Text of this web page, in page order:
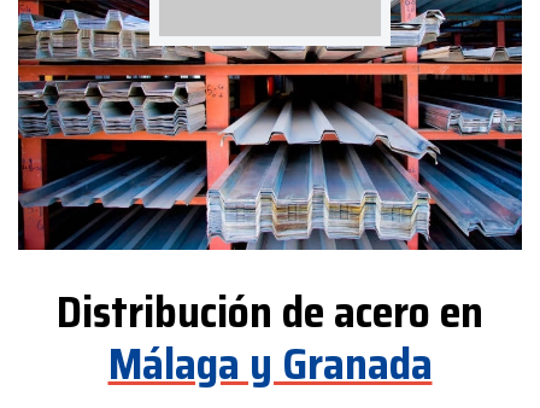
Distribución de acero en
Málaga y Granada